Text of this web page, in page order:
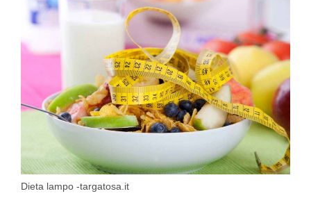
Dieta lampo -targatosa.it